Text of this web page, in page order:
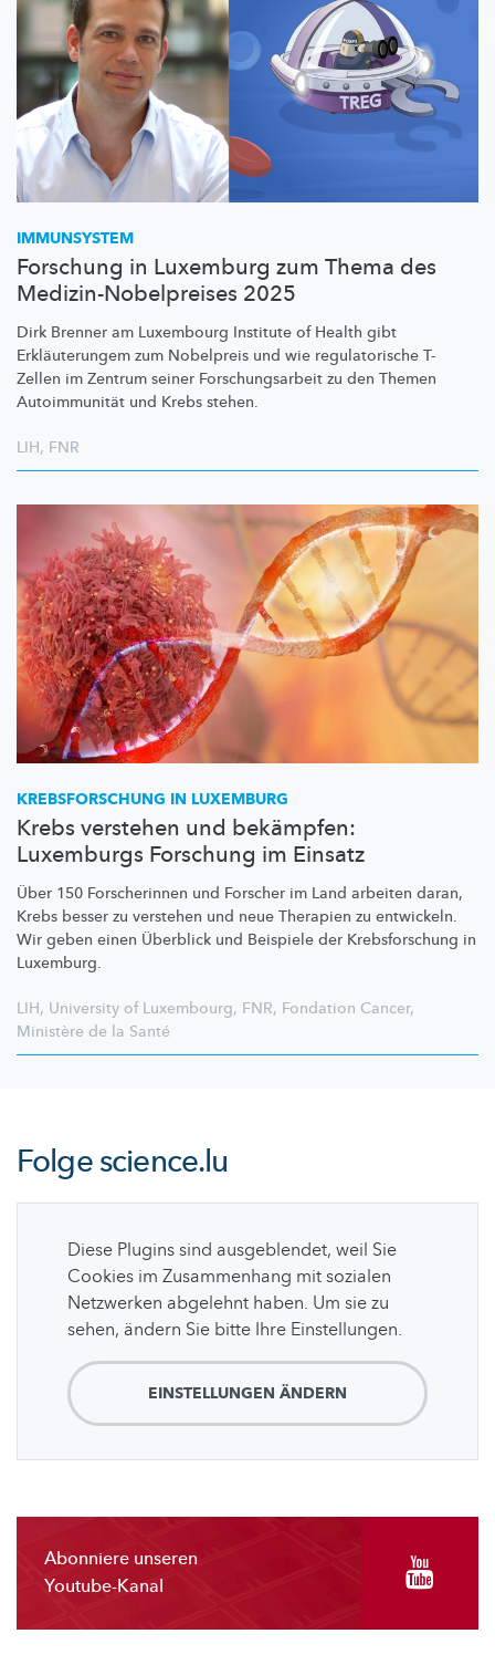
IMMUNSYSTEM
Forschung in Luxemburg zum Thema des
Medizin-Nobelpreises 2025
Dirk Brenner am Luxembourg Institute of Health gibt
Erkläuterungem zum Nobelpreis und wie regulatorische T-
Zellen im Zentrum seiner Forschungsarbeit zu den Themen
Autoimmunität und Krebs stehen.
LIH, FNR
KREBSFORSCHUNG IN LUXEMBURG
Krebs verstehen und bekämpfen:
Luxemburgs Forschung im Einsatz
Über 150 Forscherinnen und Forscher im Land arbeiten daran,
Krebs besser zu verstehen und neue Therapien zu entwickeln.
Wir geben einen Überblick und Beispiele der Krebsforschung in
Luxemburg.
LIH, University of Luxembourg, FNR, Fondation Cancer,
Ministère de la Santé
Folgescience.lu
Diese Plugins sind ausgeblendet, weil Sie
Cookies im Zusammenhang mit sozialen
Netzwerken abgelehnt haben. Um sie zu
sehen, ändern Sie bitte Ihre Einstellungen.
EINSTELLUNGEN ÄNDERN
Abonniere unseren
Youtube-Kanal